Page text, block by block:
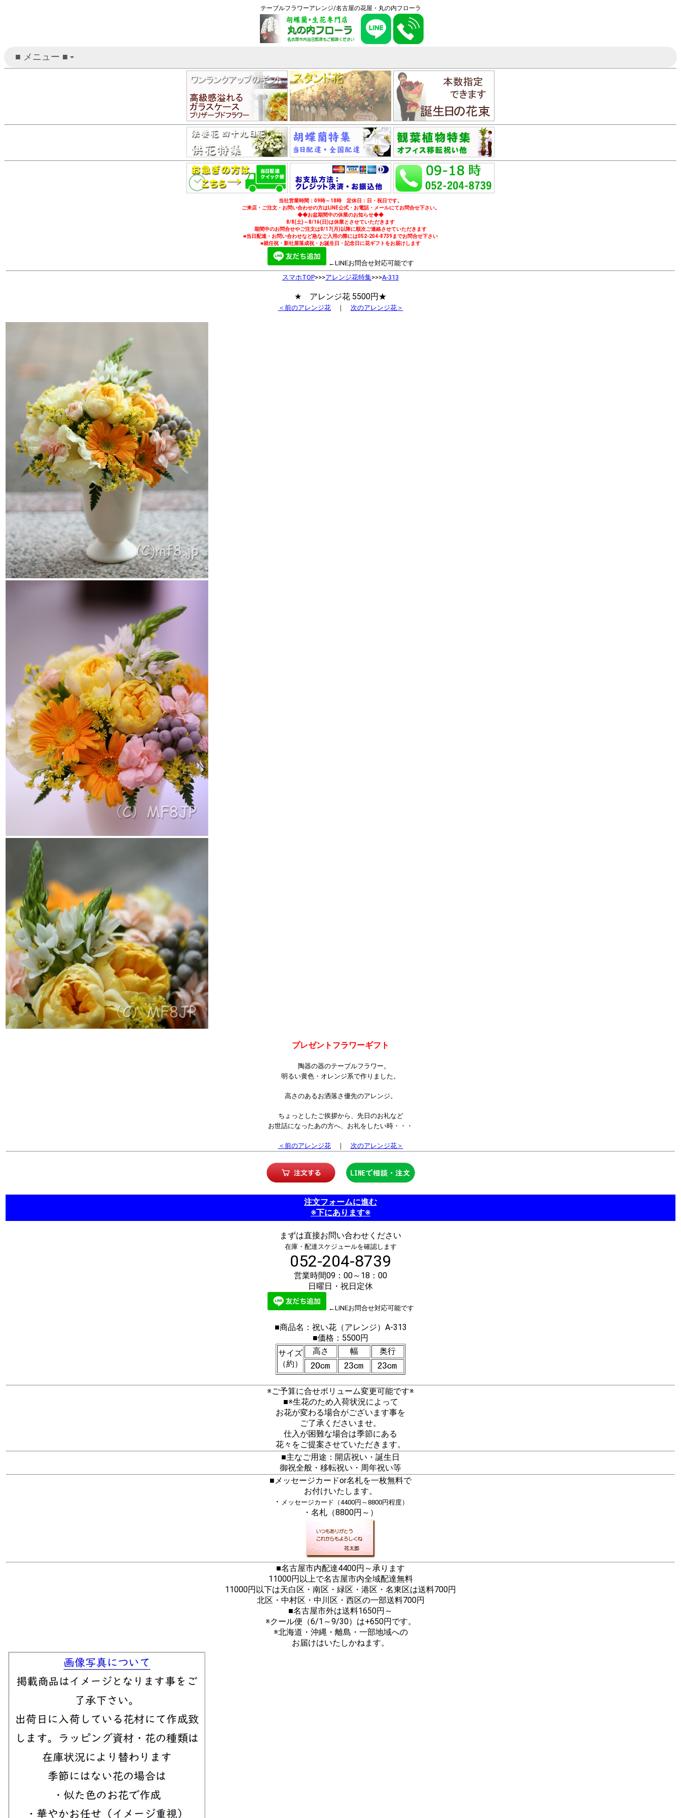
テーブルフラワーアレンジ/名古屋の花屋・丸の内フローラ
+
■ メニュー ■
当社営業時間：09時～18時 定休日：日・祝日です。
ご来店・ご注文・お問い合わせの方はLINE公式・お電話・メールにてお問合せ下さい。
◆◆お盆期間中の休業のお知らせ◆◆
8/8(土)～8/16(日)は休業とさせていただきます
期間中のお問合せやご注文は8/17(月)以降に順次ご連絡させていただきます
■当日配達・お問い合わせなど急なご入用の際には052-204-8739までお問合せ下さい
■就任祝・新社屋落成祝・お誕生日・記念日に花ギフトをお届けします
←LINEお問合せ対応可能です
スマホTOP>>>アレンジ花特集>>>A-313
★ アレンジ花 5500円★
＜前のアレンジ花｜ 次のアレンジ花＞
プレゼントフラワーギフト
陶器の器のテーブルフラワー。
明るい黄色・オレンジ系で作りました。
高さのあるお洒落さ優先のアレンジ。
ちょっとしたご挨拶から、先日のお礼など
お世話になったあの方へ、お礼をしたい時・・・
＜前のアレンジ花｜ 次のアレンジ花＞
注文フォームに進む
※下にあります※
まずは直接お問い合わせください
在庫・配達スケジュールを確認します
052-204-8739
営業時間09：00～18：00
日曜日・祝日定休
←LINEお問合せ対応可能です
■商品名：祝い花（アレンジ）A-313
■価格：5500円
サイズ
（約）
高さ 幅 奥行
※ご予算に合せボリューム変更可能です※
■※生花のため入荷状況によって
お花が変わる場合がございます事を
ご了承くださいませ。
仕入が困難な場合は季節にある
花々をご提案させていただきます。
■主なご用途：開店祝い・誕生日
御祝全般・移転祝い・周年祝い等
■メッセージカードor名札を一枚無料で
お付けいたします。
・ メッセージカード（4400円～8800円程度）
・名札（8800円～）
■名古屋市内配達4400円～承ります
11000円以上で名古屋市内全域配達無料
11000円以下は天白区・南区・緑区・港区・名東区は送料700円
北区・中村区・中川区・西区の一部送料700円
■名古屋市外は送料1650円～
※クール便（6/1～9/30）は+650円です。
※北海道・沖縄・離島・一部地域への
お届けはいたしかねます。